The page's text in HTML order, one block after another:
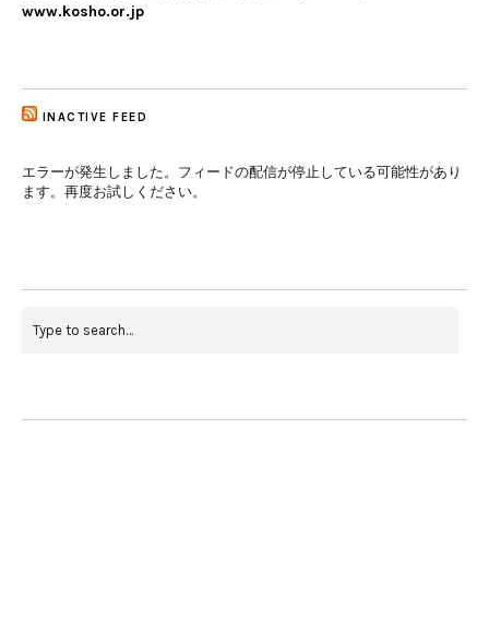
www.kosho.or.jp
INACTIVE FEED
エラーが発生しました。フィードの配信が停止している可能性があり
ます。再度お試しください。